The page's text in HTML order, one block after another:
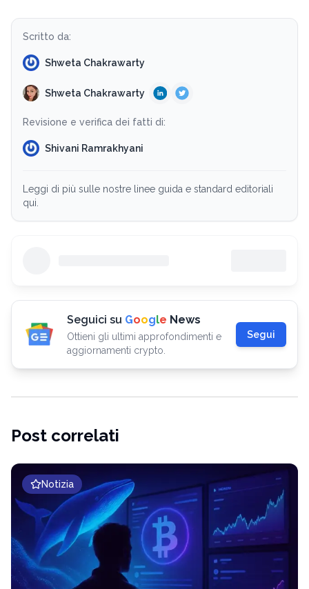
Scritto da:
Shweta Chakrawarty
Shweta Chakrawarty
Revisione e verifica dei fatti di:
Shivani Ramrakhyani
Leggi di più sulle nostre linee guida e standard editoriali
qui.
Seguici su Google News
Ottieni gli ultimi approfondimenti e
aggiornamenti crypto.
Segui
Post correlati
Notizia